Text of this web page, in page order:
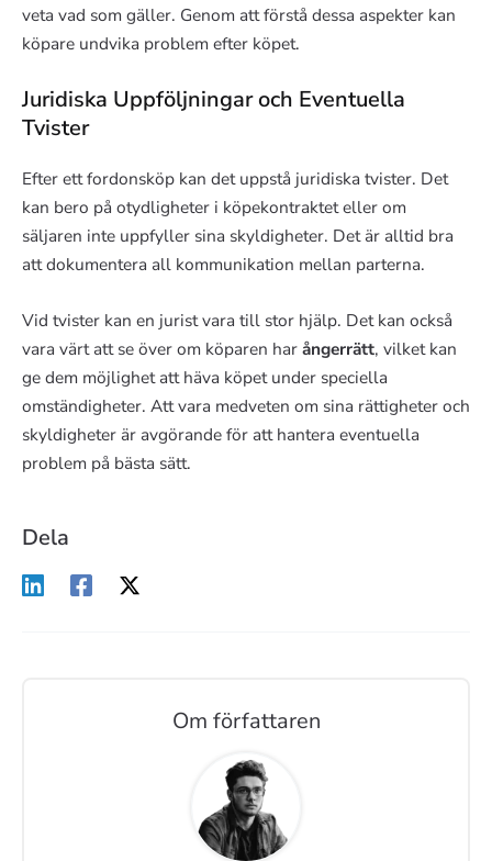
veta vad som gäller. Genom att förstå dessa aspekter kan
köpare undvika problem efter köpet.
Juridiska Uppföljningar och Eventuella
Tvister
Efter ett fordonsköp kan det uppstå juridiska tvister. Det
kan bero på otydligheter i köpekontraktet eller om
säljaren inte uppfyller sina skyldigheter. Det är alltid bra
att dokumentera all kommunikation mellan parterna.
Vid tvister kan en jurist vara till stor hjälp. Det kan också
vara värt att se över om köparen harångerrätt, vilket kan
ge dem möjlighet att häva köpet under speciella
omständigheter. Att vara medveten om sina rättigheter och
skyldigheter är avgörande för att hantera eventuella
problem på bästa sätt.
Dela
Om författaren